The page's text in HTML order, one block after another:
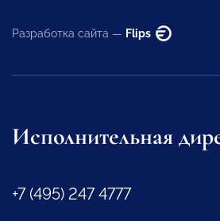
Разработка сайта — Flips
Исполнительная
+7 (495) 247 4777